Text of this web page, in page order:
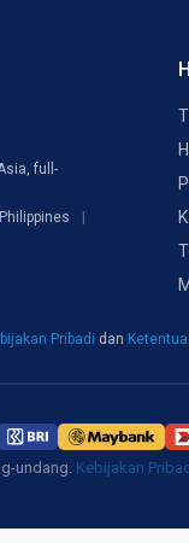
full-
Philippines
Pribadi dan
undang. Kebijakan